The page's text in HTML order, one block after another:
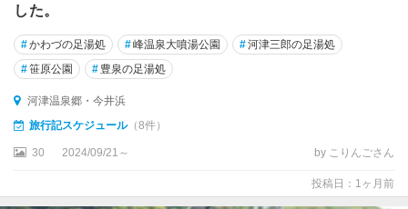
した。
#かわづの足湯処 #峰温泉大噴湯公園 #河津三郎の足湯処
#笹原公園 # 豊泉の足湯処
河津温泉郷・今井浜
旅行記スケジュール（8件）
30 2024/09/21～ by こりんごさん
投稿日：1ヶ月前